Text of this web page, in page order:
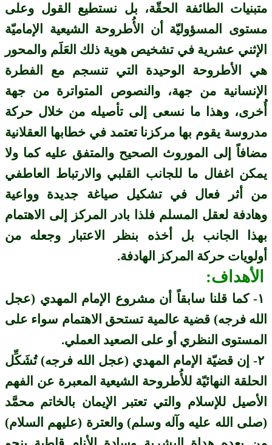
متبنيات الطائفة الحقّة، بل نستطيع القول وعلى
مستوى المسؤوليّة أن الأُطروحة الشيعية الإماميّة
الإثني عشرية في تشخيص هوية ذلك العَلَم والمحور
هي الأطروحة الوحيدة التي تنسجم مع الفطرة
الإنسانية من جهة، والنصوص المتواترة من جهة
أُخرى، وهذا ما نسعى إلى تأصيله من خلال حركة
مدروسة يقوم بها مركزنا تعتمد في خطابها العقلانية
مضافاً إلى الموروث الصحيح والمتفق عليه كما ولا
يمكن اغفال ما للجانب القلبي والارتباط العاطفي
من أثر فعال في تشكيل صياغة جديدة وواعية
وهادفة لعقل المسلم فلذا بادر المركز إلى الاهتمام
بهذا الجانب بل أخذه بنظر الاعتبار وجعله من
أولويات حركة المركز الهادفة.
الأهداف:
١- كما قلنا سابقاً أن مشروع الإمام المهدي (عجل
الله فرجه) قضية عالمية تستحق الاهتمام سواء على
المستوى النظري أو على الصعيد العملي.
٢- إن قضيّة الإمام المهدي (عجل الله فرجه) تُشَكِّل
الحلقة النهائيّة للأُطروحة الشيعية المعبرة عن الفهم
الأصيل للإسلام والتي تعتبر الإيمان بالخاتم محمَّد
(صلى الله عليه وآله وسلم) والعترة (عليهم السلام)